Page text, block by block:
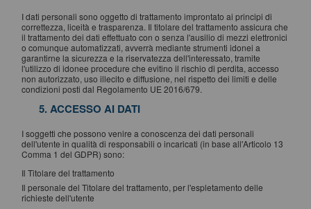
I dati personali sono oggetto di trattamento improntato ai principi di
correttezza, liceità e trasparenza. Il titolare del trattamento assicura che
il trattamento dei dati effettuato con o senza l'ausilio di mezzi elettronici
o comunque automatizzati, avverrà mediante strumenti idonei a
garantirne la sicurezza e la riservatezza dell'interessato, tramite
l'utilizzo di idonee procedure che evitino il rischio di perdita, accesso
non autorizzato, uso illecito e diffusione, nel rispetto dei limiti e delle
condizioni posti dal Regolamento UE 2016/679.
5. ACCESSO AI DATI
I soggetti che possono venire a conoscenza dei dati personali
dell'utente in qualità di responsabili o incaricati (in base all'Articolo 13
Comma 1 del GDPR) sono:
Il Titolare del trattamento
Il personale del Titolare del trattamento, per l'espletamento delle
richieste dell'utente